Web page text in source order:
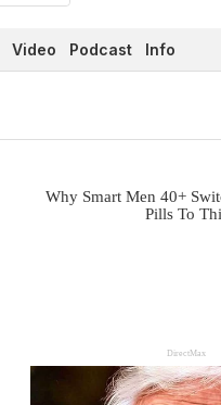
Video Podcast Info